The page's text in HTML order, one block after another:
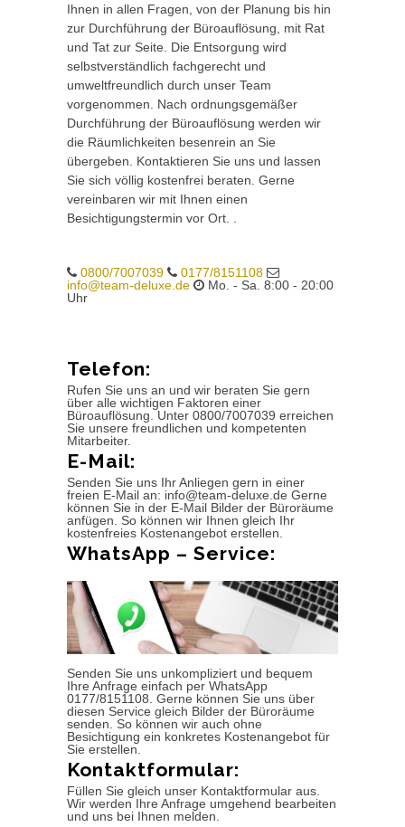
Ihnen in allen Fragen, von der Planung bis hin
zur Durchführung der Büroauflösung, mit Rat
und Tat zur Seite. Die Entsorgung wird
selbstverständlich fachgerecht und
umweltfreundlich durch unser Team
vorgenommen. Nach ordnungsgemäßer
Durchführung der Büroauflösung werden wir
die Räumlichkeiten besenrein an Sie
übergeben. Kontaktieren Sie uns und lassen
Sie sich völlig kostenfrei beraten. Gerne
vereinbaren wir mit Ihnen einen
Besichtigungstermin vor Ort. .
0800/7007039
0177/8151108
info@team-deluxe.de
Mo. - Sa. 8:00 - 20:00
Uhr
Telefon:
Rufen Sie uns an und wir beraten Sie gern
über alle wichtigen Faktoren einer
Büroauflösung. Unter 0800/7007039 erreichen
Sie unsere freundlichen und kompetenten
Mitarbeiter.
E-Mail:
Senden Sie uns Ihr Anliegen gern in einer
freien E-Mail an: info@team-deluxe.de Gerne
können Sie in der E-Mail Bilder der Büroräume
anfügen. So können wir Ihnen gleich Ihr
kostenfreies Kostenangebot erstellen.
WhatsApp – Service:
Senden Sie uns unkompliziert und bequem
Ihre Anfrage einfach per WhatsApp
0177/8151108. Gerne können Sie uns über
diesen Service gleich Bilder der Büroräume
senden. So können wir auch ohne
Besichtigung ein konkretes Kostenangebot für
Sie erstellen.
Kontaktformular:
Füllen Sie gleich unser Kontaktformular aus.
Wir werden Ihre Anfrage umgehend bearbeiten
und uns bei Ihnen melden.